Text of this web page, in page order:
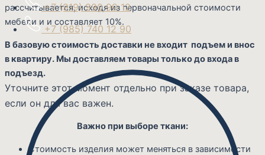
+7 (919) 990 99 12
+7 (985) 740 12 90
рассчитывается, исходя из первоначальной стоимости
мебели и и составляет 10%.
В базовую стоимость доставки не входит подъем и внос
в квартиру. Мы доставляем товары только до входа в
подъезд.
Уточните этот момент отдельно при заказе товара,
если он для вас важен.
Важно при выборе ткани:
Стоимость изделия может меняться в зависимости